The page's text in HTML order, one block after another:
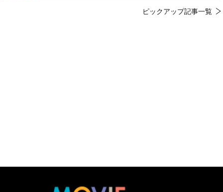
ピックアップ記事一覧